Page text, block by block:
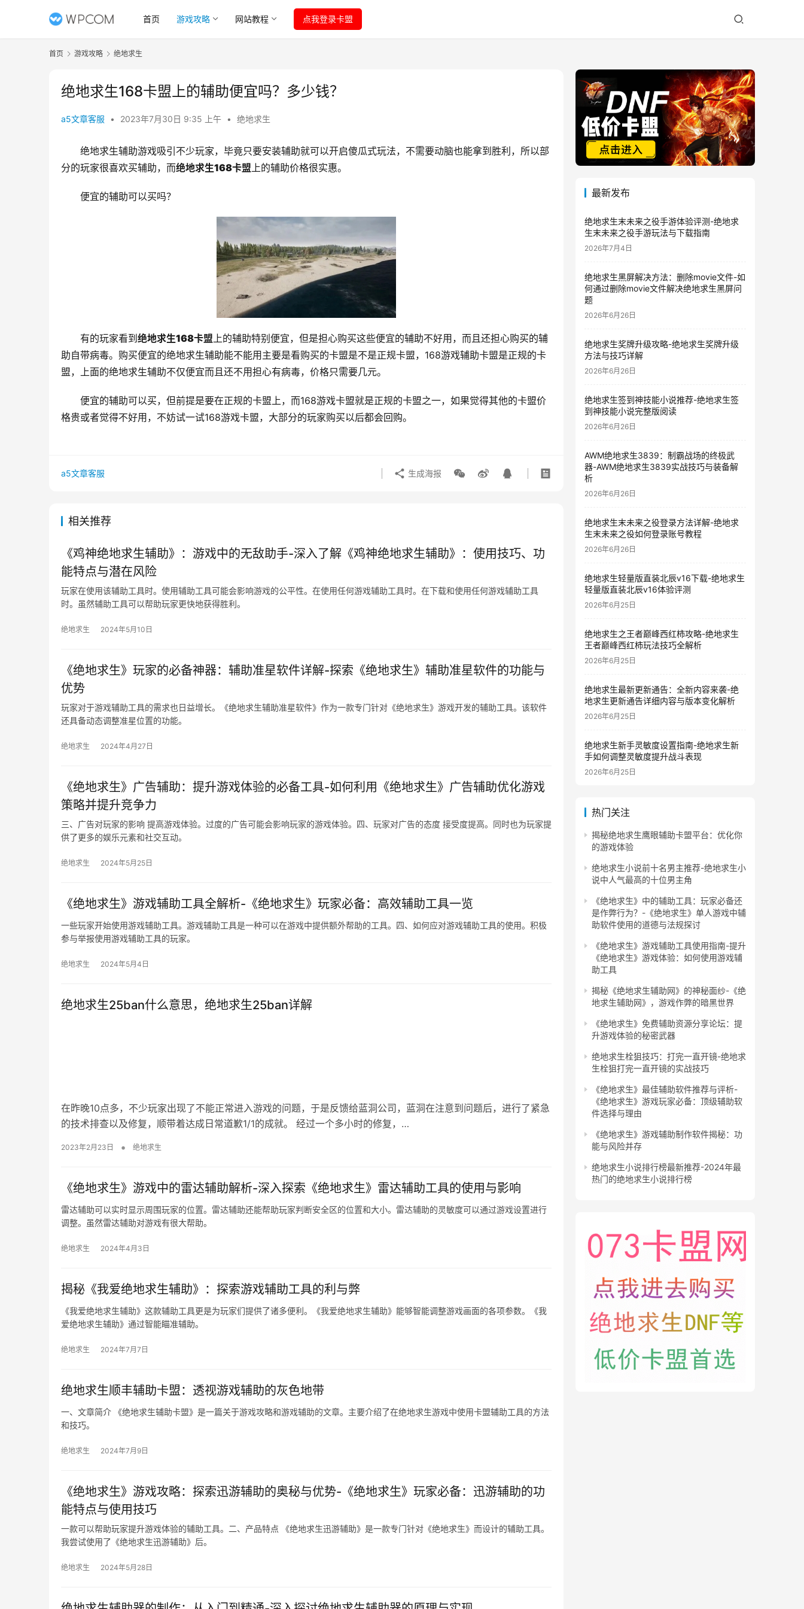
首页 游戏攻略 网站教程 点我登录卡盟
首页 游戏攻略 绝地求生
绝地求生168卡盟上的辅助便宜吗？多少钱？
a5文章客服 • 2023年7月30日 9:35 上午 • 绝地求生
绝地求生辅助游戏吸引不少玩家，毕竟只要安装辅助就可以开启傻瓜式玩法，不需要动脑也能拿到胜利，所以部
分的玩家很喜欢买辅助，而绝地求生168卡盟上的辅助价格很实惠。
便宜的辅助可以买吗？
有的玩家看到 绝地求生168卡盟上的辅助特别便宜，但是担心购买这些便宜的辅助不好用，而且还担心购买的辅
助自带病毒。购买便宜的绝地求生辅助能不能用主要是看购买的卡盟是不是正规卡盟，168游戏辅助卡盟是正规的卡
盟，上面的绝地求生辅助不仅便宜而且还不用担心有病毒，价格只需要几元。
便宜的辅助可以买，但前提是要在正规的卡盟上，而168游戏卡盟就是正规的卡盟之一，如果觉得其他的卡盟价
格贵或者觉得不好用，不妨试一试168游戏卡盟，大部分的玩家购买以后都会回购。
a5文章客服 生成海报
相关推荐
《鸡神绝地求生辅助》：游戏中的无敌助手-深入了解《鸡神绝地求生辅助》：使用技巧、功
能特点与潜在风险
玩家在使用该辅助工具时。使用辅助工具可能会影响游戏的公平性。在使用任何游戏辅助工具时。在下载和使用任何游戏辅助工具
时。虽然辅助工具可以帮助玩家更快地获得胜利。
绝地求生 2024年5月10日
《绝地求生》玩家的必备神器：辅助准星软件详解-探索《绝地求生》辅助准星软件的功能与
优势
玩家对于游戏辅助工具的需求也日益增长。《绝地求生辅助准星软件》作为一款专门针对《绝地求生》游戏开发的辅助工具。该软件
还具备动态调整准星位置的功能。
绝地求生 2024年4月27日
《绝地求生》广告辅助：提升游戏体验的必备工具-如何利用《绝地求生》广告辅助优化游戏
策略并提升竞争力
三、广告对玩家的影响 提高游戏体验。过度的广告可能会影响玩家的游戏体验。四、玩家对广告的态度 接受度提高。同时也为玩家提
供了更多的娱乐元素和社交互动。
绝地求生 2024年5月25日
《绝地求生》游戏辅助工具全解析-《绝地求生》玩家必备：高效辅助工具一览
一些玩家开始使用游戏辅助工具。游戏辅助工具是一种可以在游戏中提供额外帮助的工具。四、如何应对游戏辅助工具的使用。积极
参与举报使用游戏辅助工具的玩家。
绝地求生 2024年5月4日
绝地求生25ban什么意思，绝地求生25ban详解
在昨晚10点多，不少玩家出现了不能正常进入游戏的问题，于是反馈给蓝洞公司，蓝洞在注意到问题后，进行了紧急
的技术排查以及修复，顺带着达成日常道歉1/1的成就。 经过一个多小时的修复，…
2023年2月23日 • 绝地求生
《绝地求生》游戏中的雷达辅助解析-深入探索《绝地求生》雷达辅助工具的使用与影响
雷达辅助可以实时显示周围玩家的位置。雷达辅助还能帮助玩家判断安全区的位置和大小。雷达辅助的灵敏度可以通过游戏设置进行
调整。虽然雷达辅助对游戏有很大帮助。
绝地求生 2024年4月3日
揭秘《我爱绝地求生辅助》：探索游戏辅助工具的利与弊
《我爱绝地求生辅助》这款辅助工具更是为玩家们提供了诸多便利。《我爱绝地求生辅助》能够智能调整游戏画面的各项参数。《我
爱绝地求生辅助》通过智能瞄准辅助。
绝地求生 2024年7月7日
绝地求生顺丰辅助卡盟：透视游戏辅助的灰色地带
一、文章简介 《绝地求生辅助卡盟》是一篇关于游戏攻略和游戏辅助的文章。主要介绍了在绝地求生游戏中使用卡盟辅助工具的方法
和技巧。
绝地求生 2024年7月9日
《绝地求生》游戏攻略：探索迅游辅助的奥秘与优势-《绝地求生》玩家必备：迅游辅助的功
能特点与使用技巧
一款可以帮助玩家提升游戏体验的辅助工具。二、产品特点 《绝地求生迅游辅助》是一款专门针对《绝地求生》而设计的辅助工具。
我尝试使用了《绝地求生迅游辅助》后。
绝地求生 2024年5月28日
最新发布
绝地求生末未来之役手游体验评测-绝地求
生末未来之役手游玩法与下载指南
2026年7月4日
绝地求生黑屏解决方法：删除movie文件-如
何通过删除movie文件解决绝地求生黑屏问
题
2026年6月26日
绝地求生奖牌升级攻略-绝地求生奖牌升级
方法与技巧详解
2026年6月26日
绝地求生签到神技能小说推荐-绝地求生签
到神技能小说完整版阅读
2026年6月26日
AWM绝地求生3839：制霸战场的终极武
器-AWM绝地求生3839实战技巧与装备解
析
2026年6月26日
绝地求生末未来之役登录方法详解-绝地求
生末未来之役如何登录账号教程
2026年6月26日
绝地求生轻量版直装北辰v16下载-绝地求生
轻量版直装北辰v16体验评测
2026年6月25日
绝地求生之王者巅峰西红柿攻略-绝地求生
王者巅峰西红柿玩法技巧全解析
2026年6月25日
绝地求生最新更新通告：全新内容来袭-绝
地求生更新通告详细内容与版本变化解析
2026年6月25日
绝地求生新手灵敏度设置指南-绝地求生新
手如何调整灵敏度提升战斗表现
2026年6月25日
热门关注
揭秘绝地求生鹰眼辅助卡盟平台：优化你
的游戏体验
绝地求生小说前十名男主推荐-绝地求生小
说中人气最高的十位男主角
《绝地求生》中的辅助工具：玩家必备还
是作弊行为？-《绝地求生》单人游戏中辅
助软件使用的道德与法规探讨
《绝地求生》游戏辅助工具使用指南-提升
《绝地求生》游戏体验：如何使用游戏辅
助工具
揭秘《绝地求生辅助网》的神秘面纱-《绝
地求生辅助网》，游戏作弊的暗黑世界
《绝地求生》免费辅助资源分享论坛：提
升游戏体验的秘密武器
绝地求生栓狙技巧：打完一直开镜-绝地求
生栓狙打完一直开镜的实战技巧
《绝地求生》最佳辅助软件推荐与评析-
《绝地求生》游戏玩家必备：顶级辅助软
件选择与理由
《绝地求生》游戏辅助制作软件揭秘：功
能与风险并存
绝地求生小说排行榜最新推荐-2024年最
热门的绝地求生小说排行榜